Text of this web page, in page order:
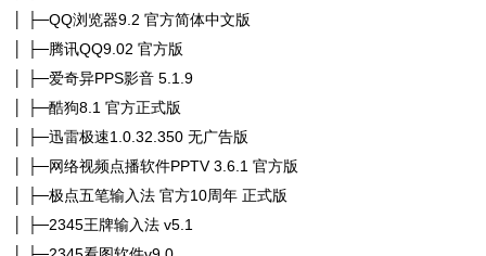
│ ├─QQ浏览器9.2 官方简体中文版
│ ├─腾讯QQ9.02 官方版
│ ├─爱奇异PPS影音 5.1.9
│ ├─酷狗8.1 官方正式版
│ ├─迅雷极速1.0.32.350 无广告版
│ ├─网络视频点播软件PPTV 3.6.1 官方版
│ ├─极点五笔输入法 官方10周年 正式版
│ ├─2345王牌输入法 v5.1